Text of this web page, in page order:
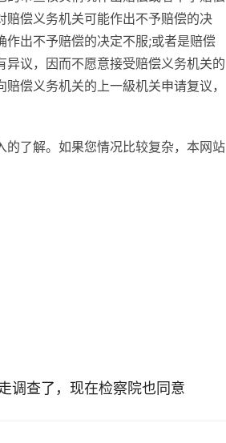
偿义务机关可能作出不予赔偿的决
出不予赔偿的决定不服;或者是赔偿
议，因而不愿意接受赔偿义务机关的
偿义务机关的上一級机关申请复议，
了解。如果您情况比较复杂，本网站
调查了，现在检察院也同意